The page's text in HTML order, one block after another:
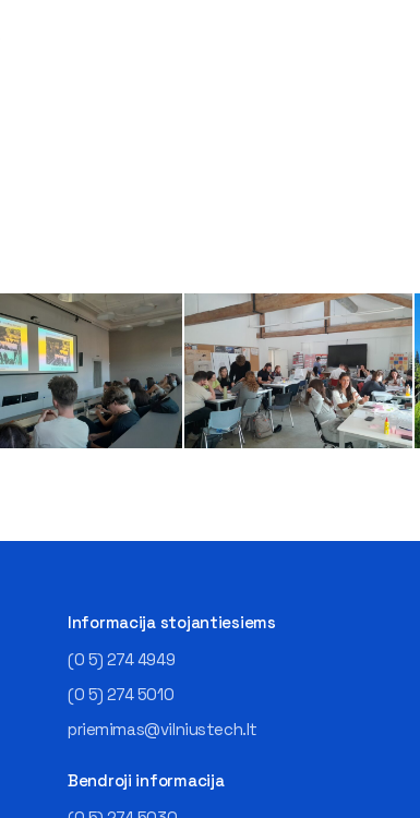
Informacija stojantiesiems
(0 5) 274 4949
(0 5) 274 5010
priemimas@vilniustech.lt
Bendroji informacija